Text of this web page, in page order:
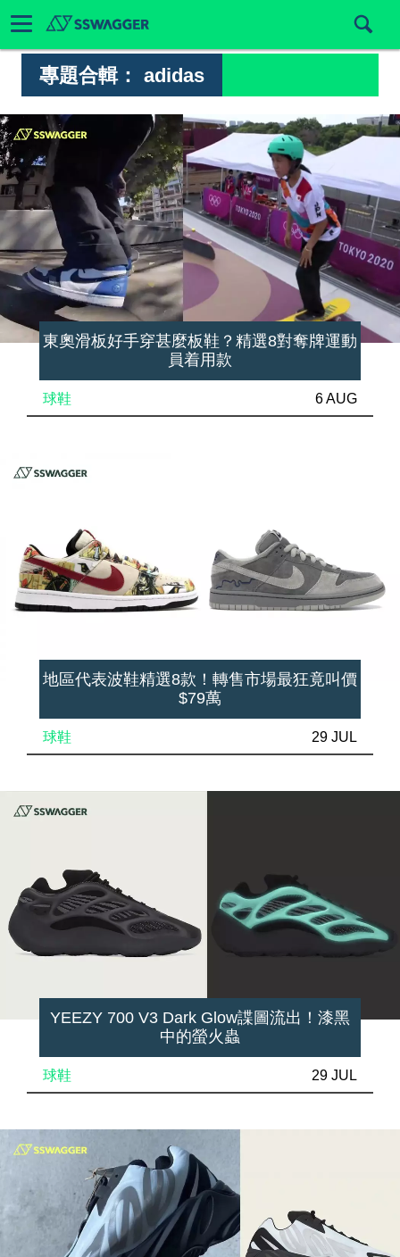
專題合輯： adidas
東奧滑板好手穿甚麼板鞋？精選8對奪牌運動
員着用款
球鞋 6 AUG
地區代表波鞋精選8款！轉售市場最狂竟叫價
$79萬
球鞋 29 JUL
YEEZY 700 V3 Dark Glow諜圖流出！漆黑
中的螢火蟲
球鞋 29 JUL